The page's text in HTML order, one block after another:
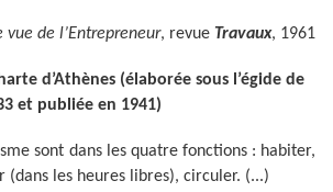
vue de l’Entrepreneur, revue Travaux, 1961
d’Athènes (élaborée sous l’égide de
et publiée en 1941)
sont dans les quatre fonctions : habiter,
les heures libres), circuler. (...)